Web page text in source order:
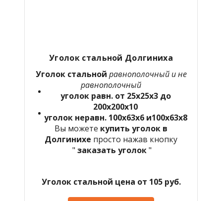
Уголок стальной Долгиниха
Уголок стальной равнополочный и не
равнополочный
уголок равн. от 25х25х3 до
200х200х10
уголок неравн. 100х63х6 и100х63х8
Вы можете купить уголок в
Долгинихе просто нажав кнопку
" заказать уголок"
Уголок стальной цена от 105 руб.